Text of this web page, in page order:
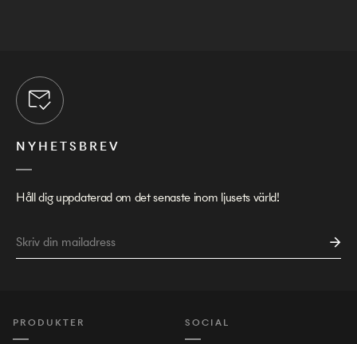
NYHETSBREV
Håll dig uppdaterad om det senaste inom ljusets värld!
PRODUKTER SOCIAL